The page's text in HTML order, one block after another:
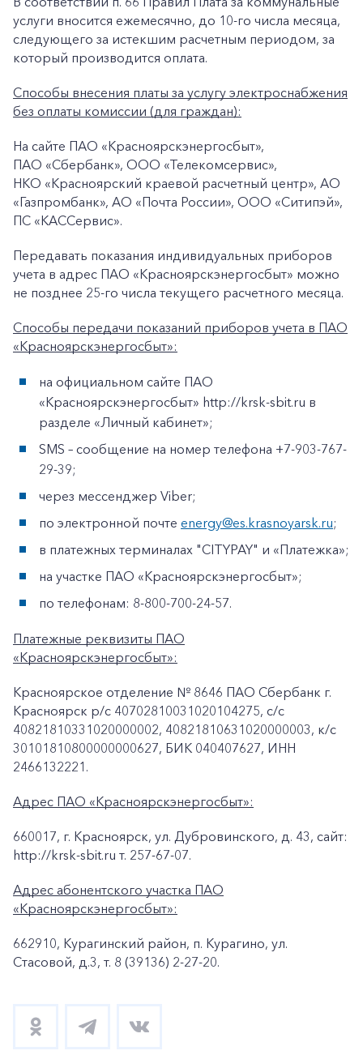
+7-800-700-24-57
Заказать обратный звонок
Частным клиентам
Корпоративным клиентам
услуги вносится ежемесячно, до 10-го числа месяца,
следующего за истекшим расчетным периодом, за
который производится оплата.
Способы внесения платы за услугу электроснабжения
без оплаты комиссии (для граждан):
На сайте ПАО «Красноярскэнергосбыт»,
ПАО «Сбербанк», ООО «Телекомсервис»,
НКО «Красноярский краевой расчетный центр», АО
«Газпромбанк», АО «Почта России», ООО «Ситипэй»,
ПС «КАССервис».
Передавать показания индивидуальных приборов
учета в адрес ПАО «Красноярскэнергосбыт» можно
не позднее 25-го числа текущего расчетного месяца.
Способы передачи показаний приборов учета в ПАО
«Красноярскэнергосбыт»:
на официальном сайте ПАО
«Красноярскэнергосбыт» http://krsk-sbit.ru в
разделе «Личный кабинет»;
SMS – сообщение на номер телефона +7-903-767-
29-39;
через мессенджер Viber;
по электронной почте energy@es.krasnoyarsk.ru;
в платежных терминалах "CITYPAY" и «Платежка»;
на участке ПАО «Красноярскэнергосбыт»;
по телефонам: 8-800-700-24-57.
Платежные реквизиты ПАО
«Красноярскэнергосбыт»:
Красноярское отделение № 8646 ПАО Сбербанк г.
Красноярск p/c 40702810031020104275, с/с
40821810331020000002, 40821810631020000003, к/c
30101810800000000627, БИК 040407627, ИНН
2466132221.
Адрес ПАО «Красноярскэнергосбыт»:
660017, г. Красноярск, ул. Дубровинского, д. 43, сайт:
http://krsk-sbit.ru т. 257-67-07.
Адрес абонентского участка ПАО
«Красноярскэнергосбыт»:
662910, Курагинский район, п. Курагино, ул.
Стасовой, д.3, т. 8 (39136) 2-27-20.